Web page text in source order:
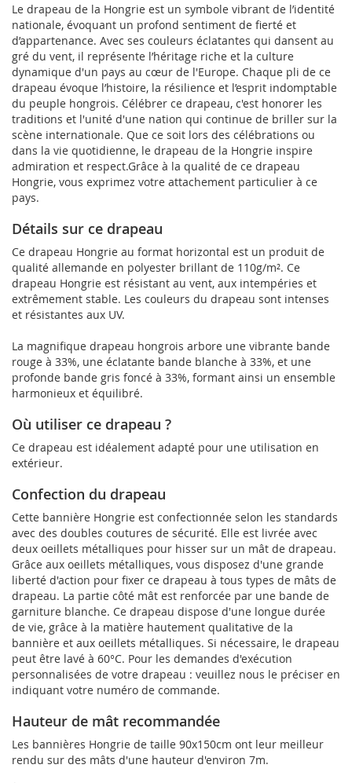
Le drapeau de la Hongrie est un symbole vibrant de l’identité
nationale, évoquant un profond sentiment de fierté et
d’appartenance. Avec ses couleurs éclatantes qui dansent au
gré du vent, il représente l’héritage riche et la culture
dynamique d'un pays au cœur de l'Europe. Chaque pli de ce
drapeau évoque l’histoire, la résilience et l’esprit indomptable
du peuple hongrois. Célébrer ce drapeau, c'est honorer les
traditions et l'unité d'une nation qui continue de briller sur la
scène internationale. Que ce soit lors des célébrations ou
dans la vie quotidienne, le drapeau de la Hongrie inspire
admiration et respect.Grâce à la qualité de ce drapeau
Hongrie, vous exprimez votre attachement particulier à ce
pays.
Détails sur ce drapeau
Ce drapeau Hongrie au format horizontal est un produit de
qualité allemande en polyester brillant de 110g/m². Ce
drapeau Hongrie est résistant au vent, aux intempéries et
extrêmement stable. Les couleurs du drapeau sont intenses
et résistantes aux UV.
La magnifique drapeau hongrois arbore une vibrante bande
rouge à 33%, une éclatante bande blanche à 33%, et une
profonde bande gris foncé à 33%, formant ainsi un ensemble
harmonieux et équilibré.
Où utiliser ce drapeau ?
Ce drapeau est idéalement adapté pour une utilisation en
extérieur.
Confection du drapeau
Cette bannière Hongrie est confectionnée selon les standards
avec des doubles coutures de sécurité. Elle est livrée avec
deux oeillets métalliques pour hisser sur un mât de drapeau.
Grâce aux oeillets métalliques, vous disposez d'une grande
liberté d'action pour fixer ce drapeau à tous types de mâts de
drapeau. La partie côté mât est renforcée par une bande de
garniture blanche. Ce drapeau dispose d'une longue durée
de vie, grâce à la matière hautement qualitative de la
bannière et aux oeillets métalliques. Si nécessaire, le drapeau
peut être lavé à 60°C. Pour les demandes d'exécution
personnalisées de votre drapeau : veuillez nous le préciser en
indiquant votre numéro de commande.
Hauteur de mât recommandée
Les bannières Hongrie de taille 90x150cm ont leur meilleur
rendu sur des mâts d'une hauteur d'environ 7m.